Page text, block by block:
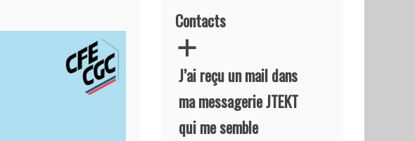
Contacts
a
J’ai reçu un mail dans
ma messagerie JTEKT
qui me semble